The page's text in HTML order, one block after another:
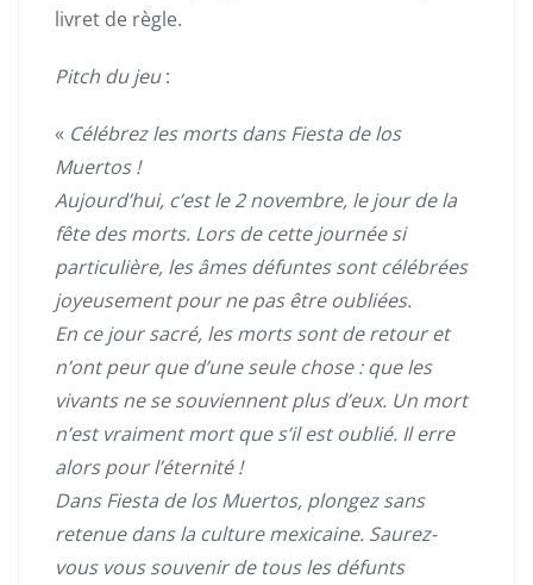
livret de règle.
Pitch du jeu:
« Célébrez les morts dans Fiesta de los
Muertos !
Aujourd’hui, c’est le 2 novembre, le jour de la
fête des morts. Lors de cette journée si
particulière, les âmes défuntes sont célébrées
joyeusement pour ne pas être oubliées.
En ce jour sacré, les morts sont de retour et
n’ont peur que d’une seule chose : que les
vivants ne se souviennent plus d’eux. Un mort
n’est vraiment mort que s’il est oublié. Il erre
alors pour l’éternité !
Dans Fiesta de los Muertos, plongez sans
retenue dans la culture mexicaine. Saurez-
vous vous souvenir de tous les défunts